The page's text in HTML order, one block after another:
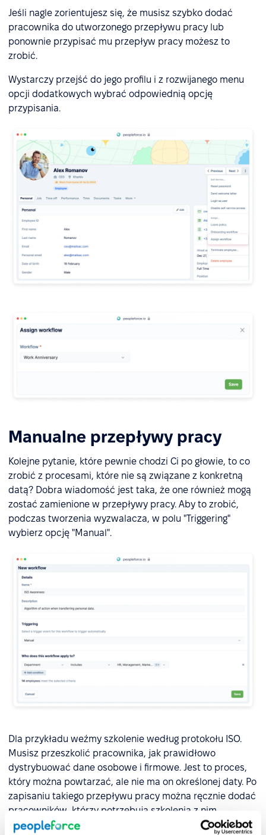
Jeśli nagle zorientujesz się, że musisz szybko dodać
pracownika do utworzonego przepływu pracy lub
ponownie przypisać mu przepływ pracy możesz to
zrobić.
Wystarczy przejść do jego profilu i z rozwijanego menu
opcji dodatkowych wybrać odpowiednią opcję
przypisania.
Manualne przepływy pracy
Kolejne pytanie, które pewnie chodzi Ci po głowie, to co
zrobić z procesami, które nie są związane z konkretną
datą? Dobra wiadomość jest taka, że one również mogą
zostać zamienione w przepływy pracy. Aby to zrobić,
podczas tworzenia wyzwalacza, w polu "Triggering"
wybierz opcję "Manual".
Dla przykładu weźmy szkolenie według protokołu ISO.
Musisz przeszkolić pracownika, jak prawidłowo
dystrybuować dane osobowe i firmowe. Jest to proces,
który można powtarzać, ale nie ma on określonej daty. Po
zapisaniu takiego przepływu pracy można ręcznie dodać
pracowników, którzy potrzebują szkolenia z nim
związanego.